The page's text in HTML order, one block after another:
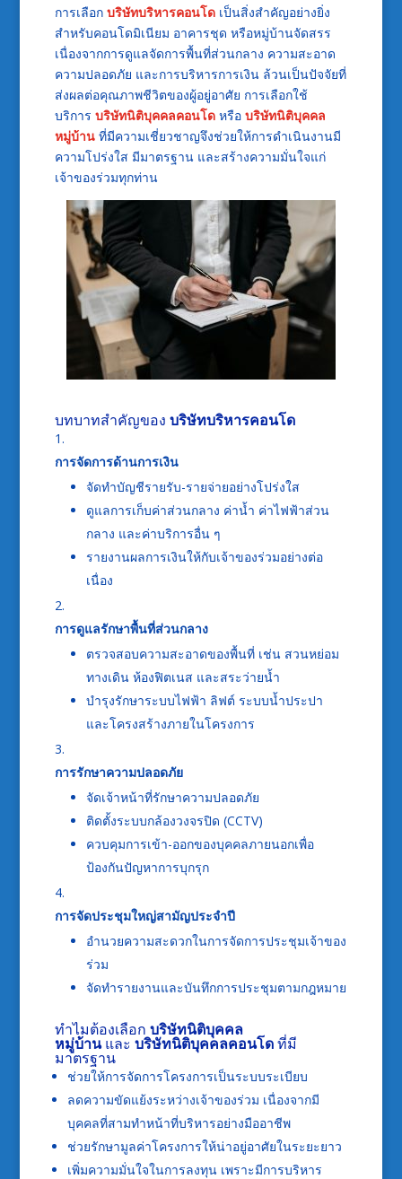
การเลือก บริษัทบริหารคอนโดเป็นสิ่งสำคัญอย่างยิ่ง
สำหรับคอนโดมิเนียม อาคารชุด หรือหมู่บ้านจัดสรร
เนื่องจากการดูแลจัดการพื้นที่ส่วนกลาง ความสะอาด
ความปลอดภัย และการบริหารการเงิน ล้วนเป็นปัจจัยที่
ส่งผลต่อคุณภาพชีวิตของผู้อยู่อาศัย การเลือกใช้
บริการ บริษัทนิติบุคคลคอนโดหรือ บริษัทนิติบุคคล
หมู่บ้านที่มีความเชี่ยวชาญจึงช่วยให้การดำเนินงานมี
ความโปร่งใส มีมาตรฐาน และสร้างความมั่นใจแก่
เจ้าของร่วมทุกท่าน
บทบาทสำคัญของ บริษัทบริหารคอนโด
การจัดการด้านการเงิน
จัดทำบัญชีรายรับ-รายจ่ายอย่างโปร่งใส
ดูแลการเก็บค่าส่วนกลาง ค่าน้ำ ค่าไฟฟ้าส่วน
กลาง และค่าบริการอื่น ๆ
รายงานผลการเงินให้กับเจ้าของร่วมอย่างต่อ
เนื่อง
การดูแลรักษาพื้นที่ส่วนกลาง
ตรวจสอบความสะอาดของพื้นที่ เช่น สวนหย่อม
ทางเดิน ห้องฟิตเนส และสระว่ายน้ำ
บำรุงรักษาระบบไฟฟ้า ลิฟต์ ระบบน้ำประปา
และโครงสร้างภายในโครงการ
การรักษาความปลอดภัย
จัดเจ้าหน้าที่รักษาความปลอดภัย
ติดตั้งระบบกล้องวงจรปิด (CCTV)
ควบคุมการเข้า-ออกของบุคคลภายนอกเพื่อ
ป้องกันปัญหาการบุกรุก
การจัดประชุมใหญ่สามัญประจำปี
อำนวยความสะดวกในการจัดการประชุมเจ้าของ
ร่วม
จัดทำรายงานและบันทึกการประชุมตามกฎหมาย
ทำไมต้องเลือก บริษัทนิติบุคคล
หมู่บ้านและ บริษัทนิติบุคคลคอนโดที่มี
มาตรฐาน
ช่วยให้การจัดการโครงการเป็นระบบระเบียบ
ลดความขัดแย้งระหว่างเจ้าของร่วม เนื่องจากมี
บุคคลที่สามทำหน้าที่บริหารอย่างมืออาชีพ
ช่วยรักษามูลค่าโครงการให้น่าอยู่อาศัยในระยะยาว
เพิ่มความมั่นใจในการลงทุน เพราะมีการบริหาร